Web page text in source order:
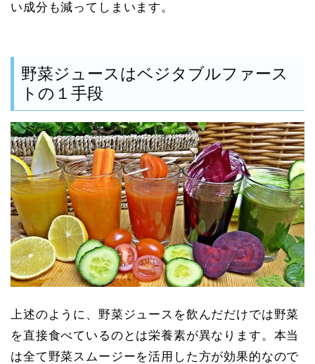
い成分も減ってしまいます。
野菜ジュースはベジタブルファース
トの１手段
上述のように、野菜ジュースを飲んだだけでは野菜
を直接食べているのとは栄養素が異なります。本当
は全て野菜スムージーを活用した方が効果的なので